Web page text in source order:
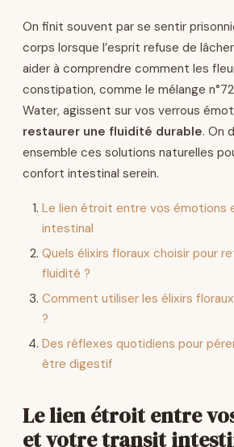
On finit souvent par se sentir
corps lorsque l’esprit refuse de
aider à comprendre comment les
constipation, comme le mélange n°72
Water, agissent sur vos verrous
restaurer une fluidité durable. On
ensemble ces solutions naturelles
confort intestinal serein.
Le lien étroit entre vos émotions
intestinal
Quels élixirs floraux choisir pour
fluidité ?
Comment utiliser les élixirs
?
Des réflexes quotidiens pour
être digestif
Le lien étroit entre
et votre transit